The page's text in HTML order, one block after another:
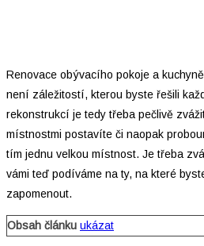
Renovace obývacího pokoje a
není záležitostí, kterou byste řešili
rekonstrukcí je tedy třeba pečlivě
místnostmi postavíte či naopak
tím jednu velkou místnost. Je třeba
vámi teď podíváme na ty, na které
zapomenout.
Obsah článku ukázat